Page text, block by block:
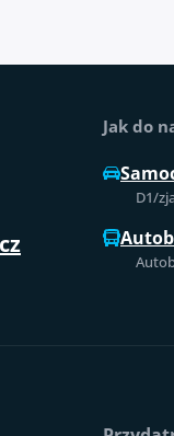
Jak do
D1/